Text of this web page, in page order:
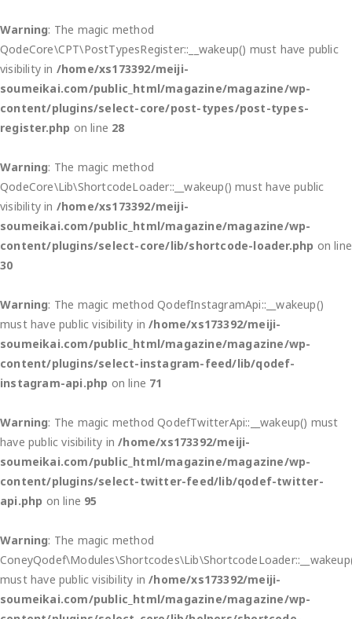
Warning: The magic method
QodeCore\CPT\PostTypesRegister::__wakeup() must have public
visibility in /home/xs173392/meiji-
soumeikai.com/public_html/magazine/magazine/wp-
content/plugins/select-core/post-types/post-types-
register.php on line 28
Warning: The magic method
QodeCore\Lib\ShortcodeLoader::__wakeup() must have public
visibility in /home/xs173392/meiji-
soumeikai.com/public_html/magazine/magazine/wp-
content/plugins/select-core/lib/shortcode-loader.php on line
30
Warning: The magic method QodefInstagramApi::__wakeup()
must have public visibility in/home/xs173392/meiji-
soumeikai.com/public_html/magazine/magazine/wp-
content/plugins/select-instagram-feed/lib/qodef-
instagram-api.php on line 71
Warning: The magic method QodefTwitterApi::__wakeup() must
have public visibility in/home/xs173392/meiji-
soumeikai.com/public_html/magazine/magazine/wp-
content/plugins/select-twitter-feed/lib/qodef-twitter-
api.php on line 95
Warning: The magic method
must have public visibility in/home/xs173392/meiji-
soumeikai.com/public_html/magazine/magazine/wp-